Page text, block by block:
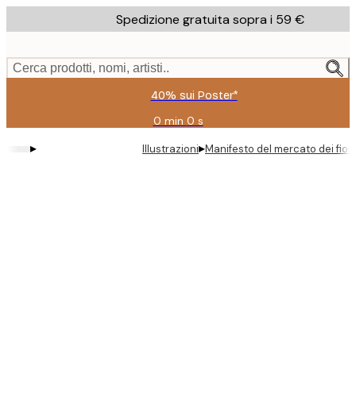
to
content.
Spedizione gratuita sopra i 59 €
Cerca prodotti, nomi, artisti..
40% sui Poster*
0 min 0 s
Valido
fino
a:
▸ Illustrazioni▸Manifesto del mercato dei fiori